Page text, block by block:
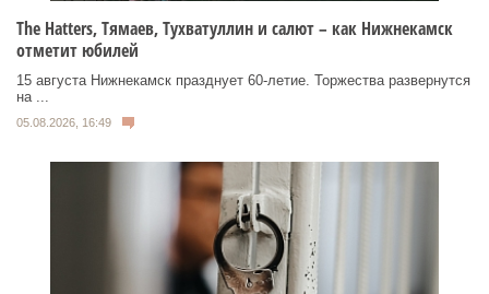
Тhe Нatters, Тямаев, Тухватуллин и салют – как Нижнекамск
отметит юбилей
15 августа Нижнекамск празднует 60‑летие. Торжества развернутся
на ...
05.08.2026, 16:49